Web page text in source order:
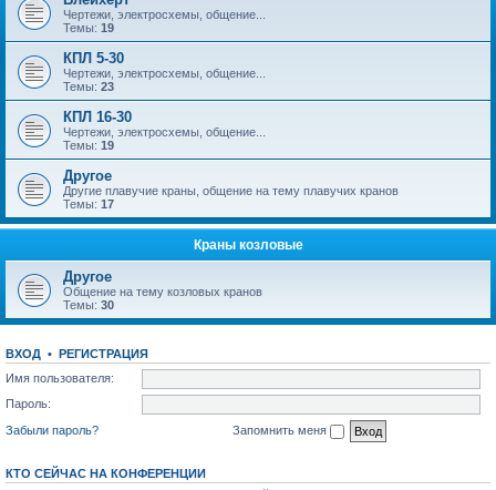
Чертежи, электросхемы, общение...
Темы: 19
КПЛ 5-30
Чертежи, электросхемы, общение...
Темы: 23
КПЛ 16-30
Чертежи, электросхемы, общение...
Темы: 19
Другое
Другие плавучие краны, общение на тему плавучих кранов
Темы: 17
Краны козловые
Другое
Общение на тему козловых кранов
Темы: 30
ВХОД • РЕГИСТРАЦИЯ
Имя пользователя:
Пароль:
Забыли пароль?
Запомнить меня
КТО СЕЙЧАС НА КОНФЕРЕНЦИИ